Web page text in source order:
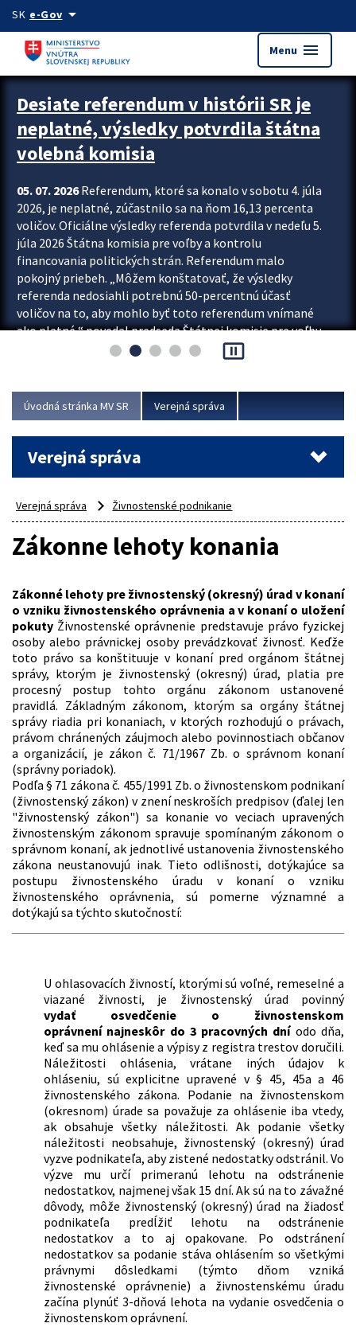
Preskocit na hlavný obsah
SK e-Govarrow_drop_down
Menu menu
Zastavit automatický posun upútavok
Desiate referendum v histórii SR je
neplatné, výsledky potvrdila štátna
volebná komisia
05. 07. 2026Referendum, ktoré sa konalo v sobotu 4. júla
2026, je neplatné, zúčastnilo sa na ňom 16,13 percenta
voličov. Oficiálne výsledky referenda potvrdila v nedeľu 5.
júla 2026 Štátna komisia pre voľby a kontrolu
financovania politických strán. Referendum malo
pokojný priebeh. „Môžem konštatovať, že výsledky
referenda nedosiahli potrebnú 50-percentnú účasť
voličov na to, aby mohlo byť toto referendum vnímané
ako platné,“ povedal predseda Štátnej komisie pre voľby
a kontrolu financovania politických...
pause_presentation
Úvodná stránka MV SR Verejná správa
Verejná správa
Verejná správa Živnostenské podnikanie
Zákonne lehoty konania
Zákonné lehoty pre živnostenský (okresný) úrad v konaní
o vzniku živnostenského oprávnenia a v konaní o uložení
pokuty Živnostenské oprávnenie predstavuje právo fyzickej
osoby alebo právnickej osoby prevádzkovať živnosť. Keďže
toto právo sa konštituuje v konaní pred orgánom štátnej
správy, ktorým je živnostenský (okresný) úrad, platia pre
procesný postup tohto orgánu zákonom ustanovené
pravidlá. Základným zákonom, ktorým sa orgány štátnej
správy riadia pri konaniach, v ktorých rozhodujú o právach,
právom chránených záujmoch alebo povinnostiach občanov
a organizácií, je zákon č. 71/1967 Zb. o správnom konaní
(správny poriadok).
Podľa § 71 zákona č. 455/1991 Zb. o živnostenskom podnikaní
(živnostenský zákon) v znení neskroších predpisov (ďalej len
"živnostenský zákon") sa konanie vo veciach upravených
živnostenským zákonom spravuje spomínaným zákonom o
správnom konaní, ak jednotlivé ustanovenia živnostenského
zákona neustanovujú inak. Tieto odlišnosti, dotýkajúce sa
postupu živnostenského úradu v konaní o vzniku
živnostenského oprávnenia, sú pomerne významné a
dotýkajú sa týchto skutočností:
U ohlasovacích živností, ktorými sú voľné, remeselné a
viazané živnosti, je živnostenský úrad povinný
vydať osvedčenie o živnostenskom
oprávnení najneskôr do 3 pracovných dníodo dňa,
keď sa mu ohlásenie a výpisy z registra trestov doručili.
Náležitosti ohlásenia, vrátane iných údajov k
ohláseniu, sú explicitne upravené v § 45, 45a a 46
živnostenského zákona. Podanie na živnostenskom
(okresnom) úrade sa považuje za ohlásenie iba vtedy,
ak obsahuje všetky náležitosti. Ak podanie všetky
náležitosti neobsahuje, živnostenský (okresný) úrad
vyzve podnikateľa, aby zistené nedostatky odstránil. Vo
výzve mu určí primeranú lehotu na odstránenie
nedostatkov, najmenej však 15 dní. Ak sú na to závažné
dôvody, môže živnostenský (okresný) úrad na žiadosť
podnikateľa predĺžiť lehotu na odstránenie
nedostatkov a to aj opakovane. Po odstránení
nedostatkov sa podanie stáva ohlásením so všetkými
právnymi dôsledkami (týmto dňom vzniká
živnostenské oprávnenie) a živnostenskému úradu
začína plynúť 3-dňová lehota na vydanie osvedčenia o
živnostenskom oprávnení.